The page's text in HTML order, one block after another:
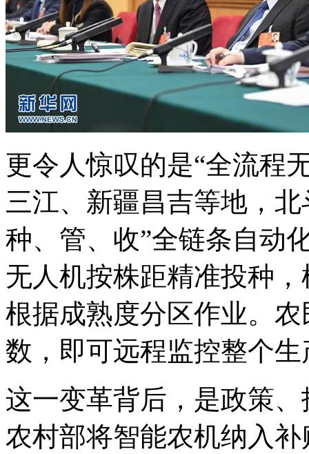
更令人惊叹的是“全流程
三江、新疆昌吉等地，
种、管、收”全链条自动
无人机按株距精准投种
根据成熟度分区作业。
数，即可远程监控整个
这一变革背后，是政策
农村部将智能农机纳入